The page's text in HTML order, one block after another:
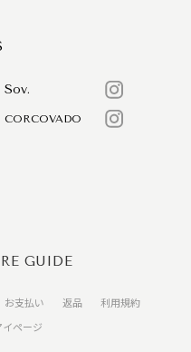
Sov.
CORCOVADO
GUIDE
お支払い 返品
利用規約
イページ